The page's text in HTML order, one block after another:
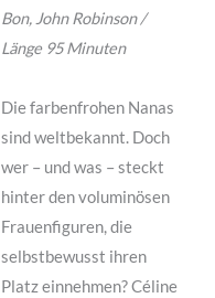
Bon, John Robinson /
Länge 95 Minuten
Die farbenfrohen Nanas
sind weltbekannt. Doch
wer – und was – steckt
hinter den voluminösen
Frauenfiguren, die
selbstbewusst ihren
Platz einnehmen? Céline